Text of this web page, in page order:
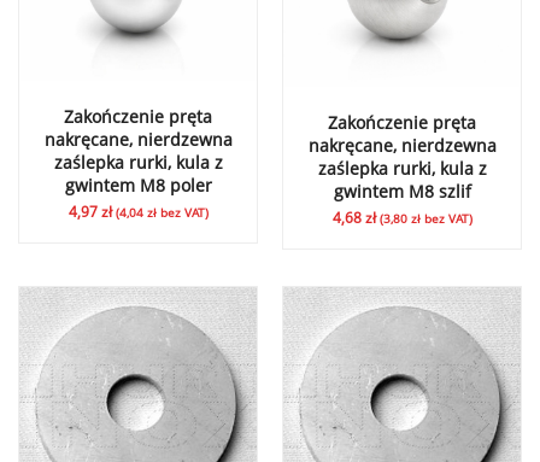
Zakończenie pręta
nakręcane, nierdzewna
zaślepka rurki, kula z
gwintem M8 poler
4,97zł (4,04 złbez VAT)
Zakończenie pręta
nakręcane, nierdzewna
zaślepka rurki, kula z
gwintem M8 szlif
4,68zł (3,80 złbez VAT)